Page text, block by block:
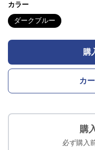
カラー
ダークブルー
購
カ
購
必ず購入